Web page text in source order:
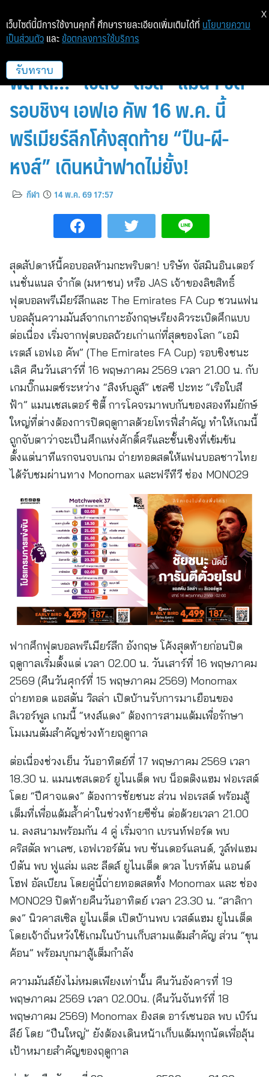
สัปดาห์เดือดคอลูกหนังอังกฤษห้าม
พลาด!!! “เชลซี” ดวล “แมนฯ ซิตี้”
รอบชิงฯ เอฟเอ คัพ 16 พ.ค. นี้
พรีเมียร์ลีกโค้งสุดท้าย “ปืน-ผี-
หงส์” เดินหน้าฟาดไม่ยั้ง!
กีฬา 14 พ.ค. 69 17:57
สุดสัปดาห์นี้คอบอลห้ามกะพริบตา! บริษัท จัสมินอินเตอร์
เนชั่นแนล จำกัด (มหาชน) หรือ JAS เจ้าของลิขสิทธิ์
ฟุตบอลพรีเมียร์ลีกและ The Emirates FA Cup ชวนแฟน
บอลลุ้นความมันส์จากเกาะอังกฤษเรียงคิวระเบิดศึกแบบ
ต่อเนื่อง เริ่มจากฟุตบอลถ้วยเก่าแก่ที่สุดของโลก “เอมิ
เรตส์ เอฟเอ คัพ” (The Emirates FA Cup) รอบชิงชนะ
เลิศ คืนวันเสาร์ที่ 16 พฤษภาคม 2569 เวลา 21.00 น. กับ
เกมบิ๊กแมตช์ระหว่าง “สิงห์บลูส์” เชลซี ปะทะ “เรือใบสี
ฟ้า” แมนเชสเตอร์ ซิตี้ การโคจรมาพบกันของสองทีมยักษ์
ใหญ่ที่ต่างต้องการปิดฤดูกาลด้วยโทรฟี่สำคัญ ทำให้เกมนี้
ถูกจับตาว่าจะเป็นศึกแห่งศักดิ์ศรีและชั้นเชิงที่เข้มข้น
ตั้งแต่นาทีแรกจนจบเกม ถ่ายทอดสดให้แฟนบอลชาวไทย
ได้รับชมผ่านทาง Monomax และฟรีทีวี ช่อง MONO29
ฟากศึกฟุตบอลพรีเมียร์ลีก อังกฤษ โค้งสุดท้ายก่อนปิด
ฤดูกาลเริ่มตั้งแต่ เวลา 02.00 น. วันเสาร์ที่ 16 พฤษภาคม
2569 (คืนวันศุกร์ที่ 15 พฤษภาคม 2569) Monomax
ถ่ายทอด แอสตัน วิลล่า เปิดบ้านรับการมาเยือนของ
ลิเวอร์พูล เกมนี้ “หงส์แดง” ต้องการสามแต้มเพื่อรักษา
โมเมนตัมสำคัญช่วงท้ายฤดูกาล
ต่อเนื่องช่วงเย็น วันอาทิตย์ที่ 17 พฤษภาคม 2569 เวลา
18.30 น. แมนเชสเตอร์ ยูไนเต็ด พบ น็อตติงแฮม ฟอเรสต์
โดย “ปีศาจแดง” ต้องการชัยชนะ ส่วน ฟอเรสต์ พร้อมสู้
เต็มที่เพื่อแต้มล้ำค่าในช่วงท้ายซีซั่น ต่อด้วยเวลา 21.00
น. ลงสนามพร้อมกัน 4 คู่ เริ่มจาก เบรนท์ฟอร์ด พบ
คริสตัล พาเลซ, เอฟเวอร์ตัน พบ ซันเดอร์แลนด์, วูล์ฟแฮม
ป์ตัน พบ ฟูแล่ม และ ลีดส์ ยูไนเต็ด ดวล ไบรท์ตัน แอนด์
โฮฟ อัลเบียน โดยคู่นี้ถ่ายทอดสดทั้ง Monomax และ ช่อง
MONO29 ปิดท้ายคืนวันอาทิตย์ เวลา 23.30 น. “สาลิกา
ดง” นิวคาสเซิล ยูไนเต็ด เปิดบ้านพบ เวสต์แฮม ยูไนเต็ด
โดยเจ้าถิ่นหวังใช้เกมในบ้านเก็บสามแต้มสำคัญ ส่วน “ขุน
ค้อน” พร้อมบุกมาสู้เต็มกำลัง
ความมันส์ยังไม่หมดเพียงเท่านั้น คืนวันอังคารที่ 19
พฤษภาคม 2569 เวลา 02.00น. (คืนวันจันทร์ที่ 18
พฤษภาคม 2569) Monomax ยิงสด อาร์เซนอล พบ เบิร์น
ลีย์ โดย “ปืนใหญ่” ยังต้องเดินหน้าเก็บแต้มทุกนัดเพื่อลุ้น
เป้าหมายสำคัญของฤดูกาล
เว็บไซต์นี้มีการใช้งานคุกกี้ ศึกษารายละเอียดเพิ่มเติมได้ที่ นโยบายความ
เป็นส่วนตัว และ ข้อตกลงการใช้บริการ
รับทราบ
X